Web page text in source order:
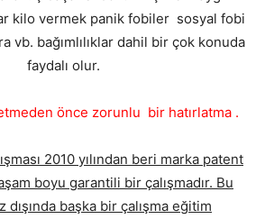
kilo vermek panik fobiler sosyal fobi
vb. bağımlılıklar dahil bir çok konuda
faydalı olur.
önce zorunlu bir hatırlatma .
2010 yılından beri marka patent
boyu garantili bir çalışmadır. Bu
başka bir çalışma eğitim